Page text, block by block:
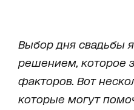
Выбор дня свадьбы
решением, которое
факторов. Вот
которые могут